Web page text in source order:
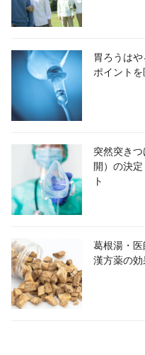
胃ろうは
ポイント
突然突き
開）の決
ト
葛根湯・
漢方薬の